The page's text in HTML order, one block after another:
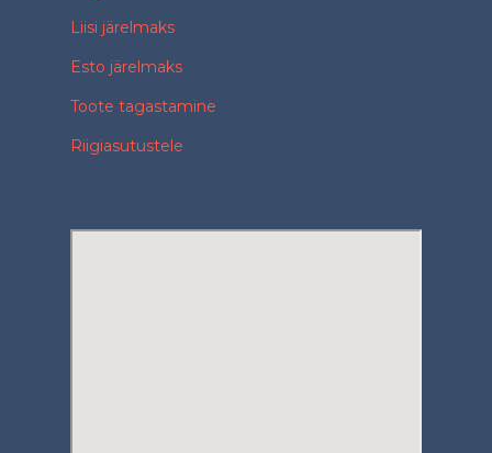
Liisi järelmaks
Esto järelmaks
Toote tagastamine
Riigiasutustele